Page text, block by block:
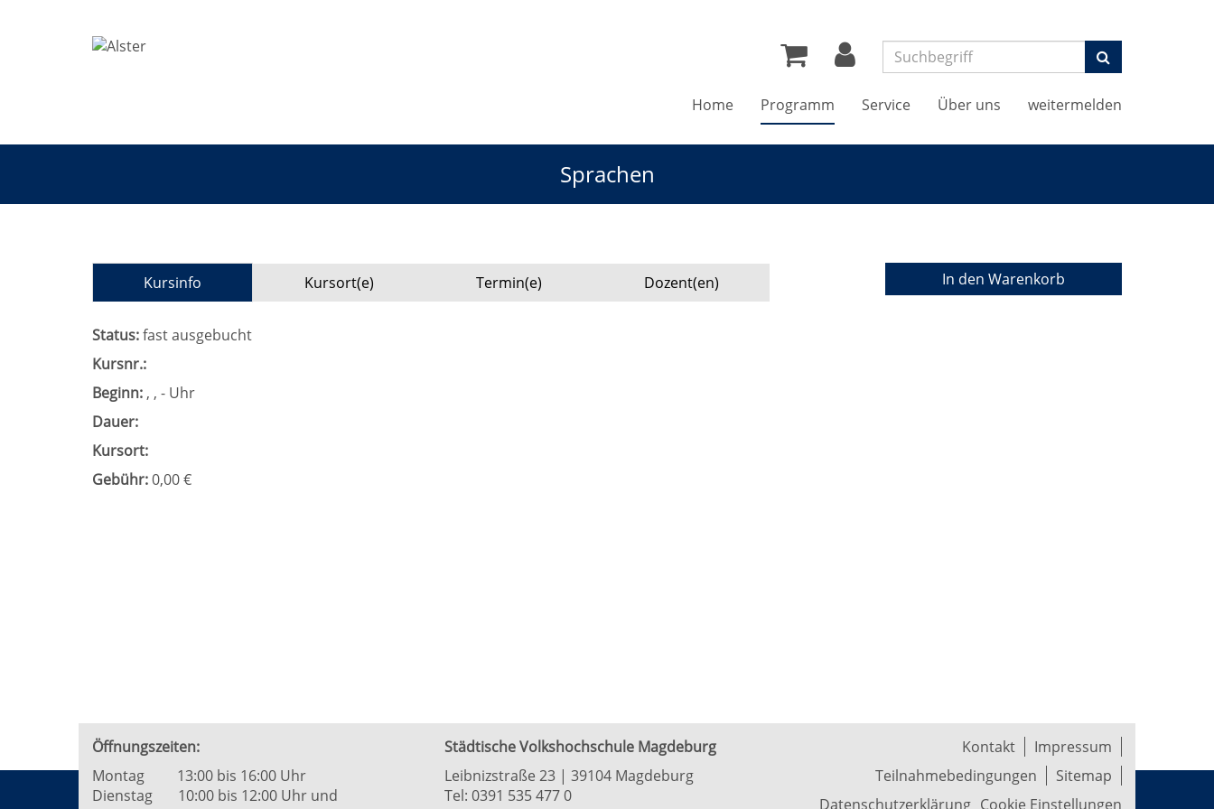
Suchen
Home Programm Service Über uns weitermelden
Sprachen
Kursinfo Kursort(e) Termin(e) Dozent(en)
Status:fast ausgebucht
Kursnr.:
Beginn: , , - Uhr
Dauer:
Kursort:
Gebühr:0,00 €
In den Warenkorb
Öffnungszeiten:
Montag 13:00 bis 16:00 Uhr
Dienstag 10:00 bis 12:00 Uhr und
Städtische Volkshochschule Magdeburg
Leibnizstraße 23 | 39104 Magdeburg
Tel: 0391 535 477 0
Kontakt
Impressum
Teilnahmebedingungen
Sitemap
Datenschutzerklärung Cookie Einstellungen